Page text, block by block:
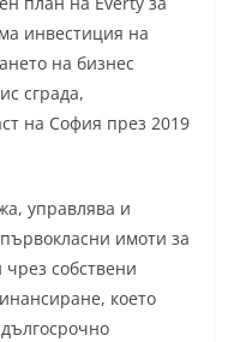
инвестиция на
на бизнес
сграда,
на София през 2019
управлява и
имоти за
собствени
което